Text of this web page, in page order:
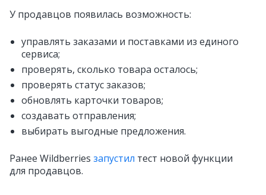
У продавцов появилась возможность:
управлять заказами и поставками из единого
сервиса;
проверять, сколько товара осталось;
проверять статус заказов;
обновлять карточки товаров;
создавать отправления;
выбирать выгодные предложения.
Ранее Wildberries запустил тест новой функции
для продавцов.